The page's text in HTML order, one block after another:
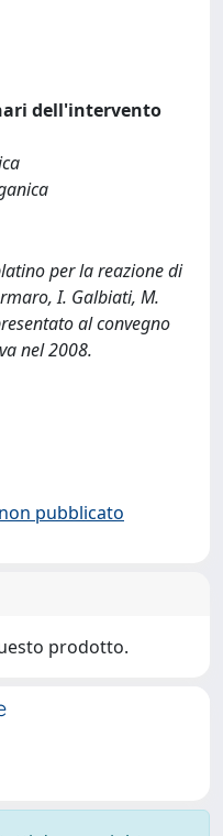
dell'intervento
per la reazione di
I. Galbiati, M.
al convegno
nel 2008.
pubblicato
prodotto.